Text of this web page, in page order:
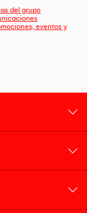
del grupo
eventos y